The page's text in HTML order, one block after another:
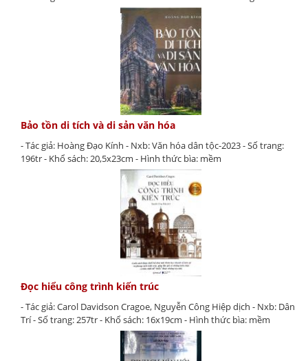
Bảo tồn di tích và di sản văn hóa
- Tác giả: Hoàng Đạo Kính - Nxb: Văn hóa dân tộc-2023 - Số trang:
196tr - Khổ sách: 20,5x23cm - Hình thức bìa: mềm
Đọc hiểu công trình kiến trúc
- Tác giả: Carol Davidson Cragoe, Nguyễn Công Hiệp dịch - Nxb: Dân
Trí - Số trang: 257tr - Khổ sách: 16x19cm - Hình thức bìa: mềm